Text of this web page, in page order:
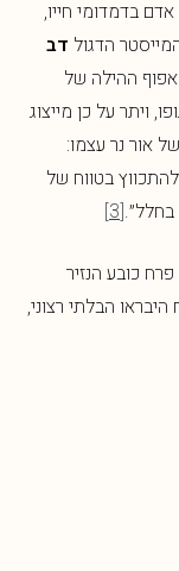
בדמדומי חייו,
הדגול דב
ההילה של
ויתר על כן מייצוג
אור נר עצמו:
בטווח של
בחלל״.[3]
כובע הנזיר
היבראו הבלתי רצוני,